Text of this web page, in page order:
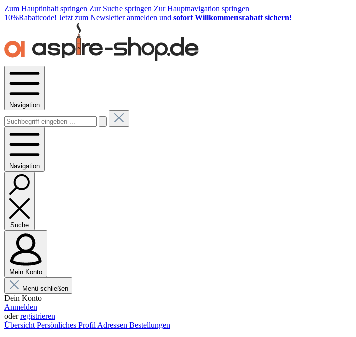
Zum Hauptinhalt springen Zur Suche springen Zur Hauptnavigation springen
10%Rabattcode! Jetzt zum Newsletter anmelden und sofort Willkommensrabatt sichern!
Navigation
Navigation
Suche
Mein Konto
Menü schließen
Dein Konto
Anmelden
oderregistrieren
Übersicht Persönliches Profil Adressen Bestellungen